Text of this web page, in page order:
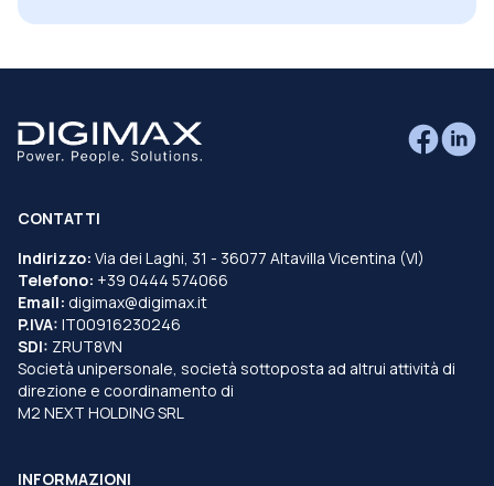
CONTATTI
Indirizzo: Via dei Laghi, 31 - 36077 Altavilla Vicentina (VI)
Telefono: +39 0444 574066
Email: digimax@digimax.it
P.IVA: IT00916230246
SDI: ZRUT8VN
Società unipersonale, società sottoposta ad altrui attività di
direzione e coordinamento di
M2 NEXT HOLDING SRL
INFORMAZIONI